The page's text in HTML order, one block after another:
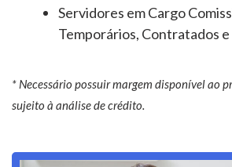
Servidores em Cargo
Temporários, Contratados
* Necessário possuir margem disponível ao
sujeito à análise de crédito.